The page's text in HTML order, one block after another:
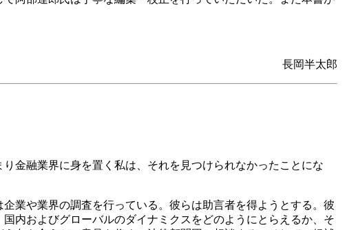
長岡半太郎
金融業界に身を置く私は、それを見つけられなかったことにな
業や業界の調査を行っている。彼らは助言者を得ようとする。彼
内およびグローバルのダイナミクスをどのようにとらえるか、そ